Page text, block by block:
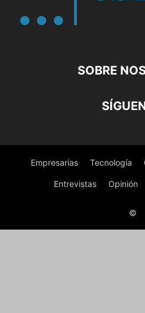
SOBRE
Empresarias Tecnología
Entrevistas Opinión
©